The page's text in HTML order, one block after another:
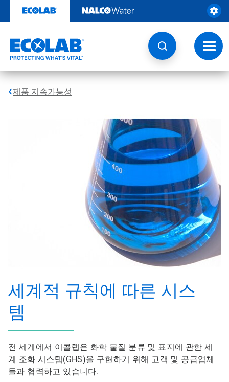
츠
기
토
글
내
비
제품 지속가능성
세계적 규칙에 따른 시스
템
전 세게에서 이콜랩은 화학 물질 분류 및 표지에 관한 세
계 조화 시스템(GHS)을 구현하기 위해 고객 및 공급업체
들과 협력하고 있습니다.